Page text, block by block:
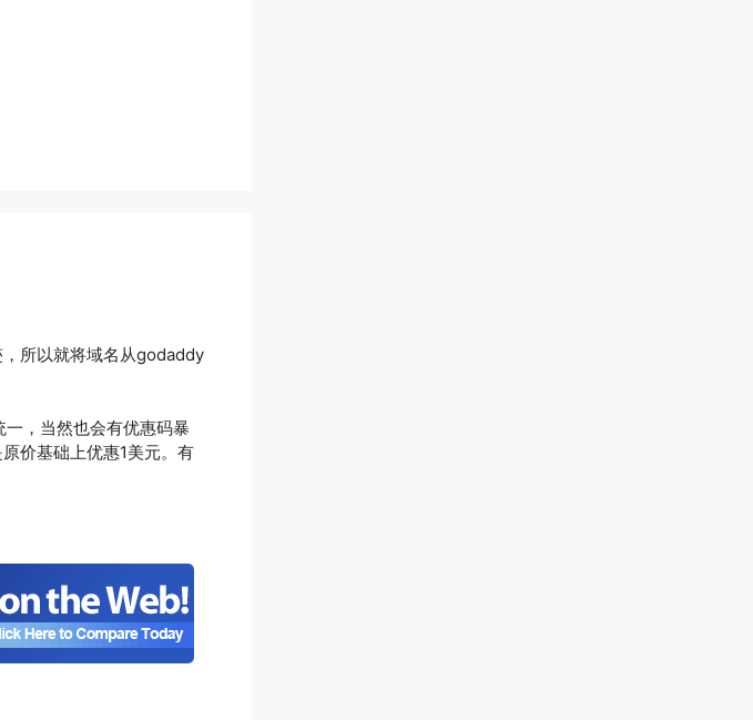
所以就将域名从godaddy
，当然也会有优惠码暴
价基础上优惠1美元。有